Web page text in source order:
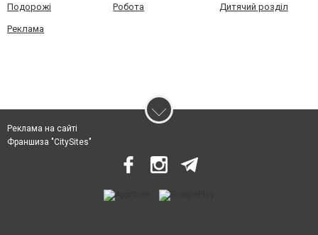
Подорожі Робота Дитячий розділ
Реклама
Реклама на сайті
Франшиза "CitySites"